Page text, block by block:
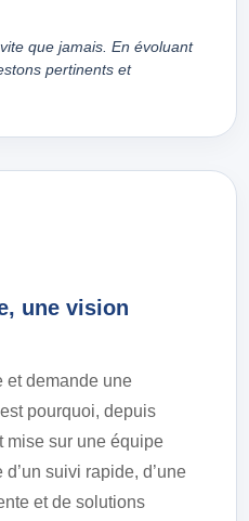
que jamais. En évoluant
pertinents et
une vision
et demande une
pourquoi, depuis
mise sur une équipe
suivi rapide, d’une
et de solutions